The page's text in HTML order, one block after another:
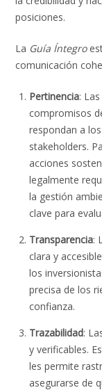
posiciones.
La Guía Íntegro
comunicación
Pertinencia:
compromisos
respondan a
stakeholders.
acciones
legalmente
la gestión
clave para
Transparencia:
clara y
los
precisa de los
confianza.
Trazabilidad:
y verificables.
les permite
asegurarse de